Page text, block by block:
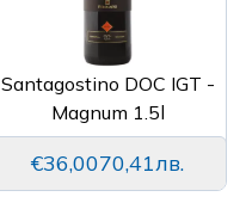
Santagostino DOC IGT -
Magnum 1.5l
€36,0070,41лв.